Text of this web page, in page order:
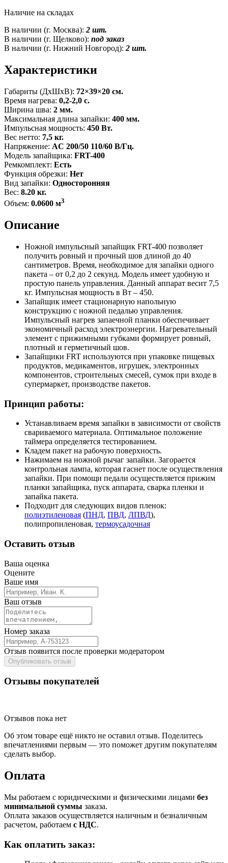
Наличие на складах
В наличии (г. Москва): 2 шт.
В наличии (г. Щелково): под заказ
В наличии (г. Нижний Новгород): 2 шт.
Характеристики
Габариты (ДxШxВ): 72×39×20 см.
Время нагрева: 0,2-2,0 с.
Ширина шва: 2 мм.
Максимальная длина запайки: 400 мм.
Импульсная мощность: 450 Вт.
Вес нетто: 7,5 кг.
Напряжение: AC 200/50 110/60 В/Гц.
Модель запайщика: FRT-400
Ремкомплект: Есть
Функция обрезки: Нет
Вид запайки: Односторонняя
Вес: 8.20 кг.
Объем: 0.0600 м3
Описание
Ножной импульсный запайщик FRT-400 позволяет
получить ровный и прочный шов длиной до 40
сантиметров. Время, необходимое для запайки одного
пакета – от 0,2 до 2 секунд. Модель имеет удобную и
простую панель управления. Данный аппарат весит 7,5
кг. Импульсная мощность в Вт – 450.
Запайщик имеет стационарную напольную
конструкцию с ножной педалью управления.
Импульсный нагрев запаечной планки обеспечивает
экономичный расход электроэнергии. Нагревательный
элемент с прижимными губками формирует ровный,
плотный и герметичный шов.
Запайщики FRT используются при упаковке пищевых
продуктов, медикаментов, игрушек, электронных
компонентов, строительных смесей, сумок при входе в
супермаркет, производстве пакетов.
Принцип работы:
Устанавливаем время запайки в зависимости от свойств
свариваемого материала. Оптимальное положение
таймера определяется тестированием.
Кладем пакет на рабочую поверхность.
Нажимаем на ножной рычаг запайки. Загорается
контрольная лампа, которая гаснет после осуществления
запайки. При помощи педали осуществляется прижим
планки запайщика, пуск аппарата, сварка пленки и
запайка пакета.
Подходит для следующих видов пленок:
полиэтиленовая (ПНД, ПВД, ЛПВД),
полипропиленовая, термоусадочная
Оставить отзыв
Ваша оценка
Оцените
Ваше имя
Ваш отзыв
Номер заказа
Отзыв появится после проверки модератором
Опубликовать отзыв
Отзывы покупателей
Отзывов пока нет
Об этом товаре ещё никто не оставил отзыв. Поделитесь
впечатлениями первым — это поможет другим покупателям
сделать выбор.
Оплата
Мы работаем с юридическими и физическими лицами без
минимальной суммы заказа.
Оплата заказов осуществляется наличным и безналичным
расчетом, работаем с НДС.
Как оплатить заказ: